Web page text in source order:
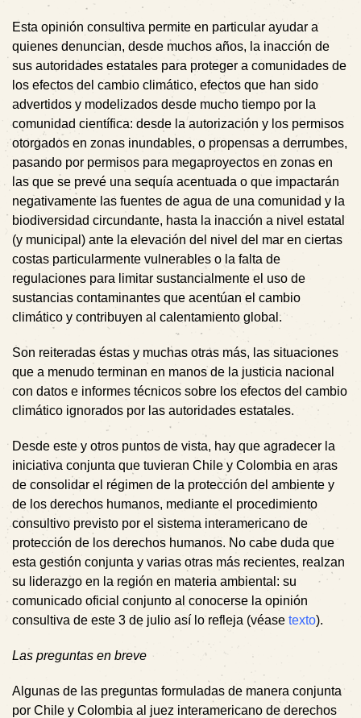
Esta opinión consultiva permite en particular ayudar a
quienes denuncian, desde muchos años, la inacción de
sus autoridades estatales para proteger a comunidades de
los efectos del cambio climático, efectos que han sido
advertidos y modelizados desde mucho tiempo por la
comunidad científica: desde la autorización y los permisos
otorgados en zonas inundables, o propensas a derrumbes,
pasando por permisos para megaproyectos en zonas en
las que se prevé una sequía acentuada o que impactarán
negativamente las fuentes de agua de una comunidad y la
biodiversidad circundante, hasta la inacción a nivel estatal
(y municipal) ante la elevación del nivel del mar en ciertas
costas particularmente vulnerables o la falta de
regulaciones para limitar sustancialmente el uso de
sustancias contaminantes que acentúan el cambio
climático y contribuyen al calentamiento global.
Son reiteradas éstas y muchas otras más, las situaciones
que a menudo terminan en manos de la justicia nacional
con datos e informes técnicos sobre los efectos del cambio
climático ignorados por las autoridades estatales.
Desde este y otros puntos de vista, hay que agradecer la
iniciativa conjunta que tuvieran Chile y Colombia en aras
de consolidar el régimen de la protección del ambiente y
de los derechos humanos, mediante el procedimiento
consultivo previsto por el sistema interamericano de
protección de los derechos humanos. No cabe duda que
esta gestión conjunta y varias otras más recientes, realzan
su liderazgo en la región en materia ambiental: su
comunicado oficial conjunto al conocerse la opinión
consultiva de este 3 de julio así lo refleja (véase texto).
Las preguntas en breve
Algunas de las preguntas formuladas de manera conjunta
por Chile y Colombia al juez interamericano de derechos